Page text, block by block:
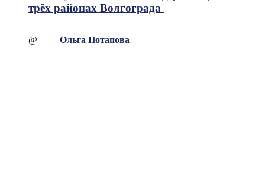
трёх районах Волгограда
@ Ольга Потапова